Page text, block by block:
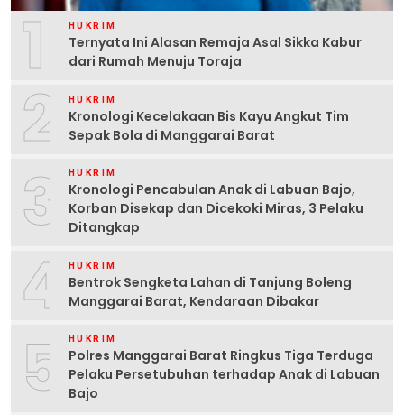
1 HUKRIM
Ternyata Ini Alasan Remaja Asal Sikka Kabur
dari Rumah Menuju Toraja
2 HUKRIM
Kronologi Kecelakaan Bis Kayu Angkut Tim
Sepak Bola di Manggarai Barat
3 HUKRIM
Kronologi Pencabulan Anak di Labuan Bajo,
Korban Disekap dan Dicekoki Miras, 3 Pelaku
Ditangkap
4 HUKRIM
Bentrok Sengketa Lahan di Tanjung Boleng
Manggarai Barat, Kendaraan Dibakar
5 HUKRIM
Polres Manggarai Barat Ringkus Tiga Terduga
Pelaku Persetubuhan terhadap Anak di Labuan
Bajo